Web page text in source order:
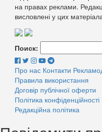
на правах реклами.
висловлені у цих
Поиск:
Про нас Контакти
Правила використання
Договір публічної оферти
Політика конфіденційності
Редакційна політика